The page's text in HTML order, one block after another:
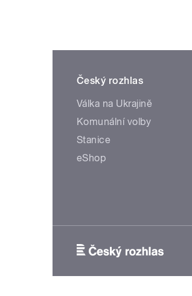
Český rozhlas
Válka na Ukrajině
Komunální volby
Stanice
eShop